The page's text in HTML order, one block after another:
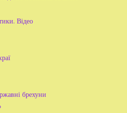
Відео
брехуни